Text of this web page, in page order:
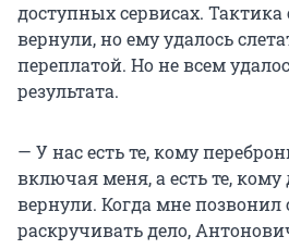
доступных сервисах. Тактика
вернули, но ему удалось
переплатой. Но не всем
результата.
— У нас есть те, кому
включая меня, а есть те, кому
вернули. Когда мне позвонил
раскручивать дело,